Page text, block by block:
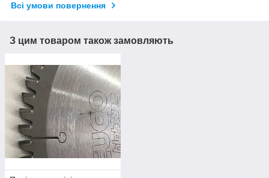
Всі умови повернення
З цим товаром також замовляють